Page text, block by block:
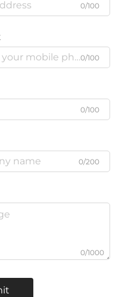
0/100
0/100
0/100
0/200
0/1000